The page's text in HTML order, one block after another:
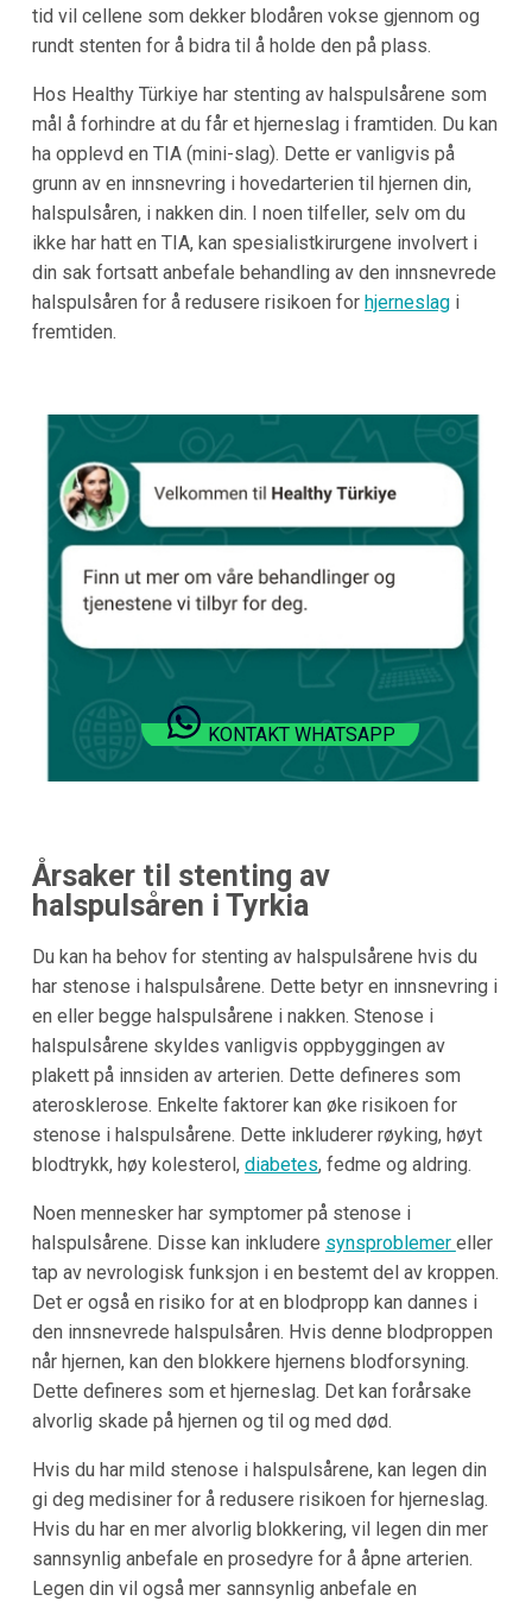
tid vil cellene som dekker blodåren vokse gjennom og
rundt stenten for å bidra til å holde den på plass.
Hos Healthy Türkiye har stenting av halspulsårene som
mål å forhindre at du får et hjerneslag i framtiden. Du kan
ha opplevd en TIA (mini-slag). Dette er vanligvis på
grunn av en innsnevring i hovedarterien til hjernen din,
halspulsåren, i nakken din. I noen tilfeller, selv om du
ikke har hatt en TIA, kan spesialistkirurgene involvert i
din sak fortsatt anbefale behandling av den innsnevrede
halspulsåren for å redusere risikoen for hjerneslagi
fremtiden.
KONTAKT WHATSAPP
Årsaker til stenting av
halspulsåren i Tyrkia
Du kan ha behov for stenting av halspulsårene hvis du
har stenose i halspulsårene. Dette betyr en innsnevring i
en eller begge halspulsårene i nakken. Stenose i
halspulsårene skyldes vanligvis oppbyggingen av
plakett på innsiden av arterien. Dette defineres som
aterosklerose. Enkelte faktorer kan øke risikoen for
stenose i halspulsårene. Dette inkluderer røyking, høyt
blodtrykk, høy kolesterol, diabetes, fedme og aldring.
Noen mennesker har symptomer på stenose i
halspulsårene. Disse kan inkludere synsproblemer eller
tap av nevrologisk funksjon i en bestemt del av kroppen.
Det er også en risiko for at en blodpropp kan dannes i
den innsnevrede halspulsåren. Hvis denne blodproppen
når hjernen, kan den blokkere hjernens blodforsyning.
Dette defineres som et hjerneslag. Det kan forårsake
alvorlig skade på hjernen og til og med død.
Hvis du har mild stenose i halspulsårene, kan legen din
gi deg medisiner for å redusere risikoen for hjerneslag.
Hvis du har en mer alvorlig blokkering, vil legen din mer
sannsynlig anbefale en prosedyre for å åpne arterien.
Legen din vil også mer sannsynlig anbefale en